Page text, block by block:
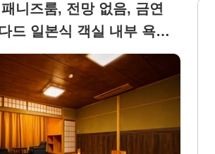
니즈룸, 전망 없음, 금연
드 일본식 객실 내부 욕실
음))